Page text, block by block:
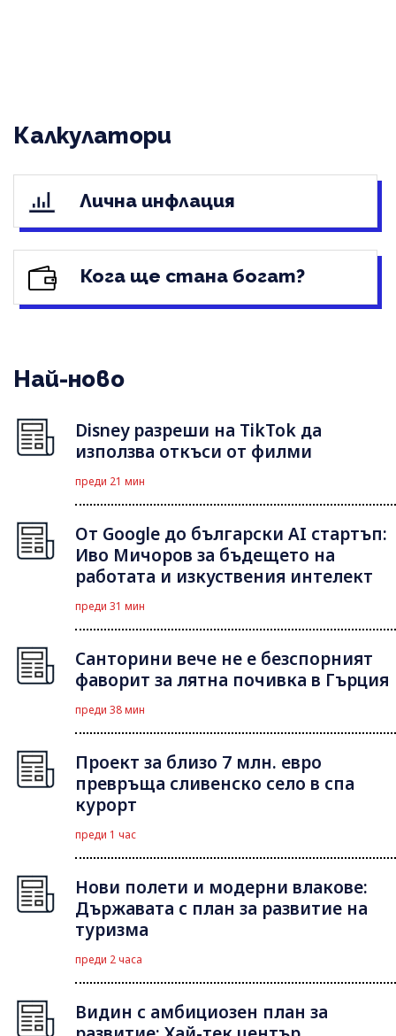
Калкулатори
Лична инфлация
Кога ще стана богат?
Най-ново
Disney разреши на TikTok да
използва откъси от филми
преди 21 мин
От Google до български AI стартъп:
Иво Мичоров за бъдещето на
работата и изкуствения интелект
преди 31 мин
Санторини вече не е безспорният
фаворит за лятна почивка в Гърция
преди 38 мин
Проект за близо 7 млн. евро
превръща сливенско село в спа
курорт
преди 1 час
Нови полети и модерни влакове:
Държавата с план за развитие на
туризма
преди 2 часа
Видин с амбициозен план за